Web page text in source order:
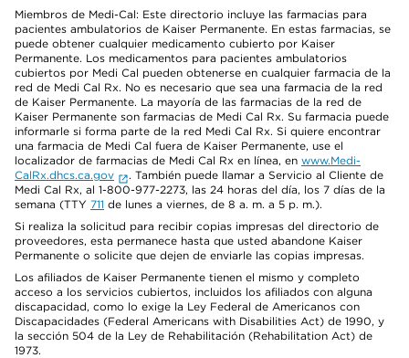
Miembros de Medi-Cal: Este directorio incluye las farmacias para
pacientes ambulatorios de Kaiser Permanente. En estas farmacias, se
puede obtener cualquier medicamento cubierto por Kaiser
Permanente. Los medicamentos para pacientes ambulatorios
cubiertos por Medi Cal pueden obtenerse en cualquier farmacia de la
red de Medi Cal Rx. No es necesario que sea una farmacia de la red
de Kaiser Permanente. La mayoría de las farmacias de la red de
Kaiser Permanente son farmacias de Medi Cal Rx. Su farmacia puede
informarle si forma parte de la red Medi Cal Rx. Si quiere encontrar
una farmacia de Medi Cal fuera de Kaiser Permanente, use el
localizador de farmacias de Medi Cal Rx en línea, en www.Medi-
CalRx.dhcs.ca.gov
. También puede llamar a Servicio al Cliente de
Medi Cal Rx, al 1-800-977-2273, las 24 horas del día, los 7 días de la
semana (TTY 711 de lunes a viernes, de 8 a. m. a 5 p. m.).
Si realiza la solicitud para recibir copias impresas del directorio de
proveedores, esta permanece hasta que usted abandone Kaiser
Permanente o solicite que dejen de enviarle las copias impresas.
Los afiliados de Kaiser Permanente tienen el mismo y completo
acceso a los servicios cubiertos, incluidos los afiliados con alguna
discapacidad, como lo exige la Ley Federal de Americanos con
Discapacidades (Federal Americans with Disabilities Act) de 1990, y
la sección 504 de la Ley de Rehabilitación (Rehabilitation Act) de
1973.